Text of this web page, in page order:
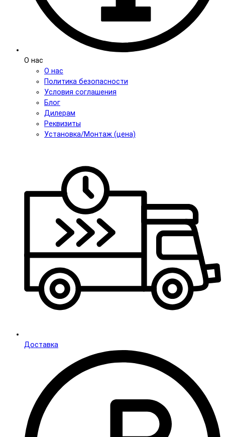
О нас
О нас
Политика безопасности
Условия соглашения
Блог
Дилерам
Реквизиты
Установка/Монтаж (цена)
Доставка